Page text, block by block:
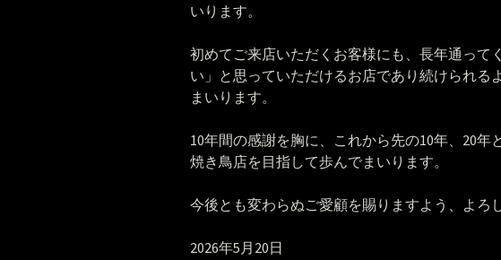
いります。
初めてご来店いただくお客様にも、長年通って
い」と思っていただけるお店であり続けられる
まいります。
10年間の感謝を胸に、これから先の10年、20
焼き鳥店を目指して歩んでまいります。
今後とも変わらぬご愛顧を賜りますよう、よろ
2026年5月20日